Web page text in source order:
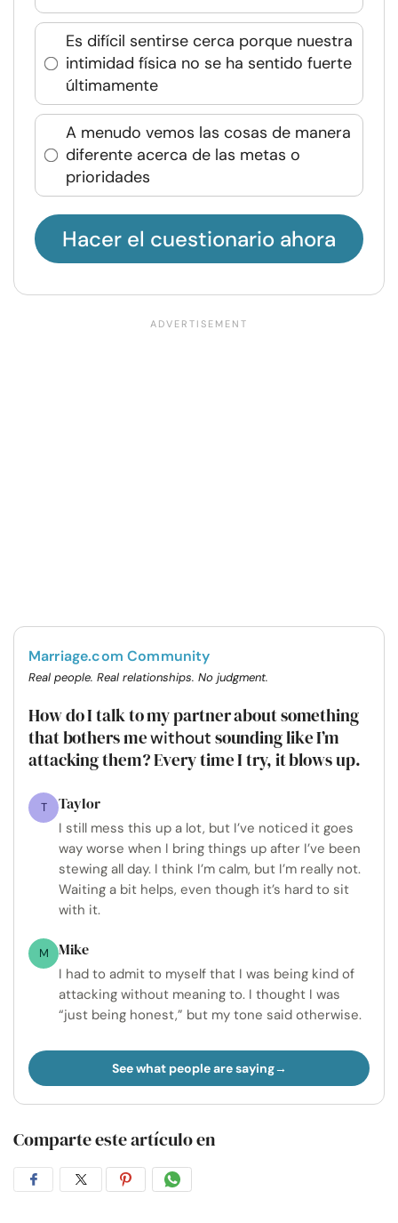
Es difícil sentirse cerca porque nuestra
intimidad física no se ha sentido fuerte
últimamente
A menudo vemos las cosas de manera
diferente acerca de las metas o
prioridades
Hacer el cuestionario ahora
Marriage.com Community
Real people. Real relationships. No judgment.
How do I talk to my partner about something
that bothers mewithout sounding like I’m
attacking them? Every time I try, it blows up.
T Taylor
I still mess this up a lot, but I’ve noticed it goes
way worse when I bring things up after I’ve been
stewing all day. I think I’m calm, but I’m really not.
Waiting a bit helps, even though it’s hard to sit
with it.
M Mike
I had to admit to myself that I was being kind of
attacking without meaning to. I thought I was
“just being honest,” but my tone said otherwise.
See what people are saying
Comparte este artículo en
CompartirCompartirCompartirCompartir